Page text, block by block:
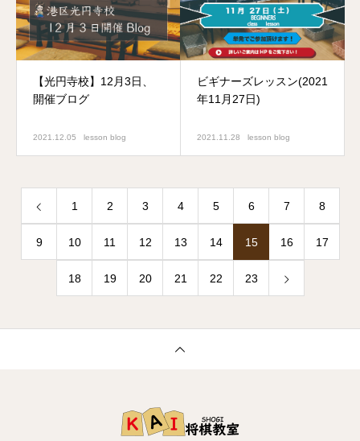
【光円寺校】12月3日、
開催ブログ
2021.12.05 lesson blog
ビギナーズレッスン(2021
年11月27日)
2021.11.28 lesson blog
1 2 3 4 5 6 7 8
9 10 11 12 13 14 15 16 17
18 19 20 21 22 23